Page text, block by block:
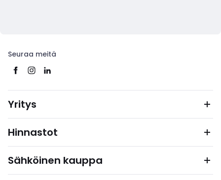
Seuraa meitä
Yritys
Hinnastot
Sähköinen kauppa